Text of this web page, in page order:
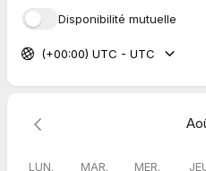
Disponibilité mutuelle
(+00:00) UTC - UTC
LUN. MAR. MER.